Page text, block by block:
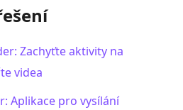
Zachyťte aktivity na
videa
Aplikace pro vysílání